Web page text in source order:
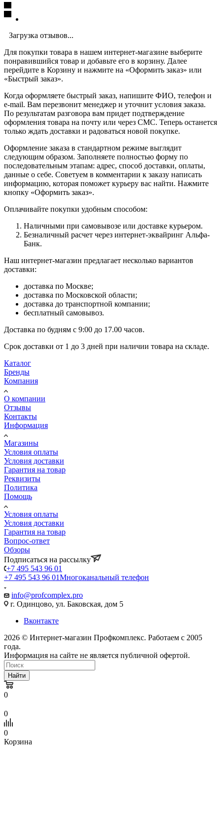
Загрузка отзывов...
Для покупки товара в нашем интернет-магазине выберите
понравившийся товар и добавьте его в корзину. Далее
перейдите в Корзину и нажмите на «Оформить заказ» или
«Быстрый заказ».
Когда оформляете быстрый заказ, напишите ФИО, телефон и
e-mail. Вам перезвонит менеджер и уточнит условия заказа.
По результатам разговора вам придет подтверждение
оформления товара на почту или через СМС. Теперь останется
только ждать доставки и радоваться новой покупке.
Оформление заказа в стандартном режиме выглядит
следующим образом. Заполняете полностью форму по
последовательным этапам: адрес, способ доставки, оплаты,
данные о себе. Советуем в комментарии к заказу написать
информацию, которая поможет курьеру вас найти. Нажмите
кнопку «Оформить заказ».
Оплачивайте покупки удобным способом:
Наличными при самовывозе или доставке курьером.
Безналичный расчет через интернет-эквайринг Альфа-
Банк.
Наш интернет-магазин предлагает несколько вариантов
доставки:
доставка по Москве;
доставка по Московской области;
доставка до транспортной компании;
бесплатный самовывоз.
Доставка по будням с 9:00 до 17.00 часов.
Срок доставки от 1 до 3 дней при наличии товара на складе.
Каталог
Бренды
Компания
О компании
Отзывы
Контакты
Информация
Магазины
Условия оплаты
Условия доставки
Гарантия на товар
Реквизиты
Политика
Помощь
Условия оплаты
Условия доставки
Гарантия на товар
Вопрос-ответ
Обзоры
Подписаться на рассылку
+7 495 543 96 01
+7 495 543 96 01Многоканальный телефон
info@profcomplex.pro
г. Одинцово, ул. Баковская, дом 5
Вконтакте
2026 © Интернет-магазин Профкомплекс. Работаем с 2005
года.
Информация на сайте не является публичной офертой.
Найти
0
0
0
Корзина